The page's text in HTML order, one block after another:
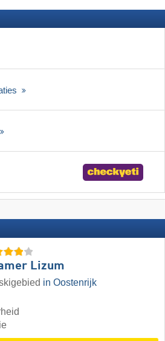
Lizum
in Oostenrijk